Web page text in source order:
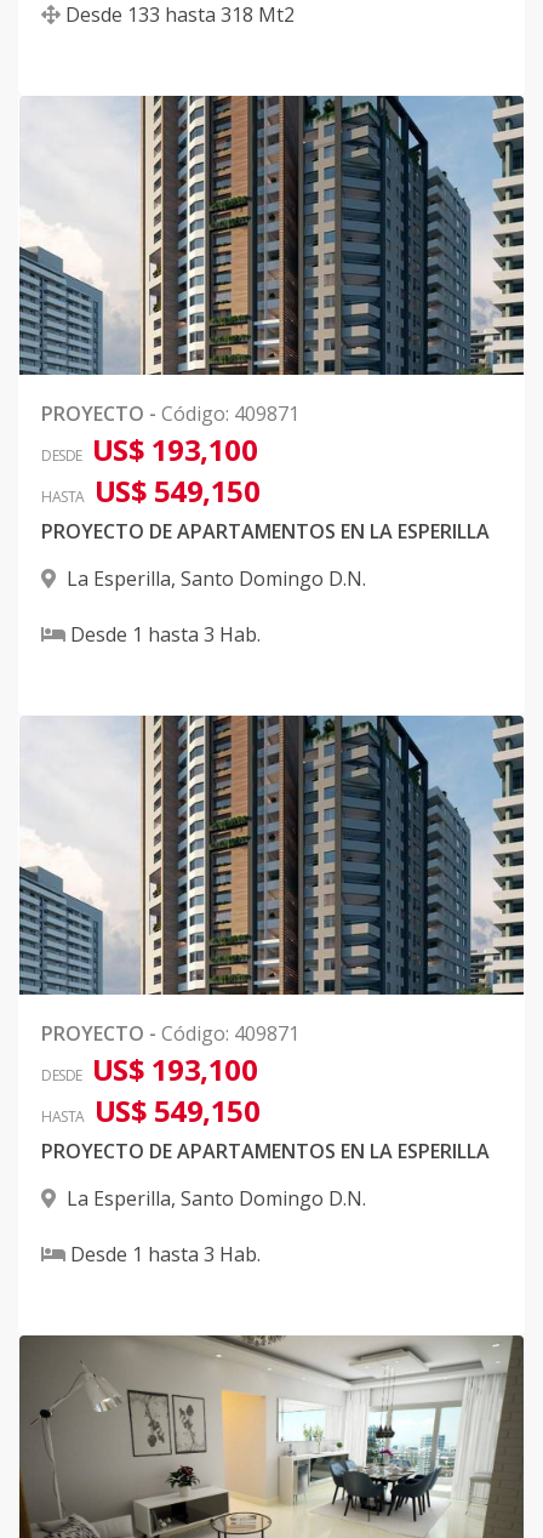
Desde 133 hasta 318 Mt2
PROYECTO - Código: 409871
DESDE US$ 193,100
HASTA US$ 549,150
PROYECTO DE APARTAMENTOS EN LA ESPERILLA
La Esperilla, Santo Domingo D.N.
Desde 1 hasta 3 Hab.
PROYECTO - Código: 409871
DESDE US$ 193,100
HASTA US$ 549,150
PROYECTO DE APARTAMENTOS EN LA ESPERILLA
La Esperilla, Santo Domingo D.N.
Desde 1 hasta 3 Hab.